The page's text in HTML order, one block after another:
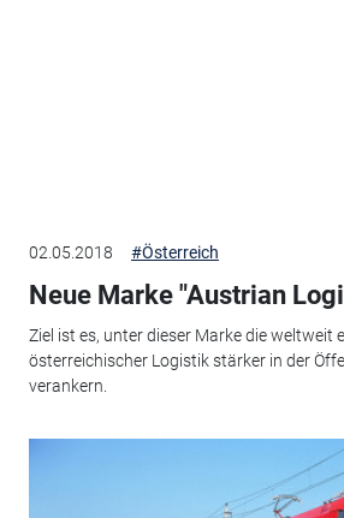
02.05.2018 #Österreich
Neue Marke "Austrian
Ziel ist es, unter dieser Marke die weltweit
österreichischer Logistik stärker in der
verankern.